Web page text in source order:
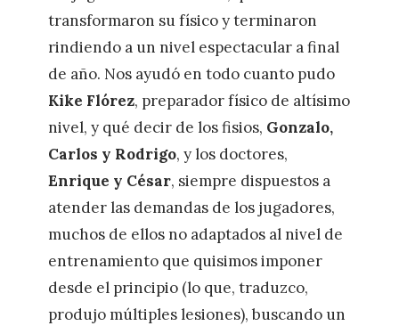
transformaron su físico y terminaron
rindiendo a un nivel espectacular a final
de año. Nos ayudó en todo cuanto pudo
Kike Flórez, preparador físico de altísimo
nivel, y qué decir de los fisios, Gonzalo,
Carlos y Rodrigo, y los doctores,
Enrique y César, siempre dispuestos a
atender las demandas de los jugadores,
muchos de ellos no adaptados al nivel de
entrenamiento que quisimos imponer
desde el principio (lo que, traduzco,
produjo múltiples lesiones), buscando un